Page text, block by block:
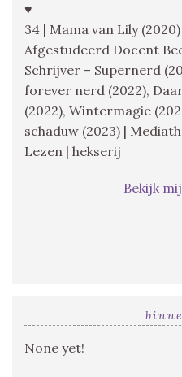
♥
34 | Mama van Lily
Afgestudeerd Docent
Schrijver – Supernerd
forever nerd (2022),
(2022), Wintermagie
schaduw (2023) |
Lezen | hekserij
Bekijk
None yet!